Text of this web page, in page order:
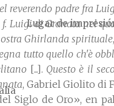
reverendo padre fra
Luigi di Granata nel
Ghirlanda spirituale
tutto quello ch'è
[...]. Questo è il
, Gabriel Giolito di
de Oro», en
Lugar de